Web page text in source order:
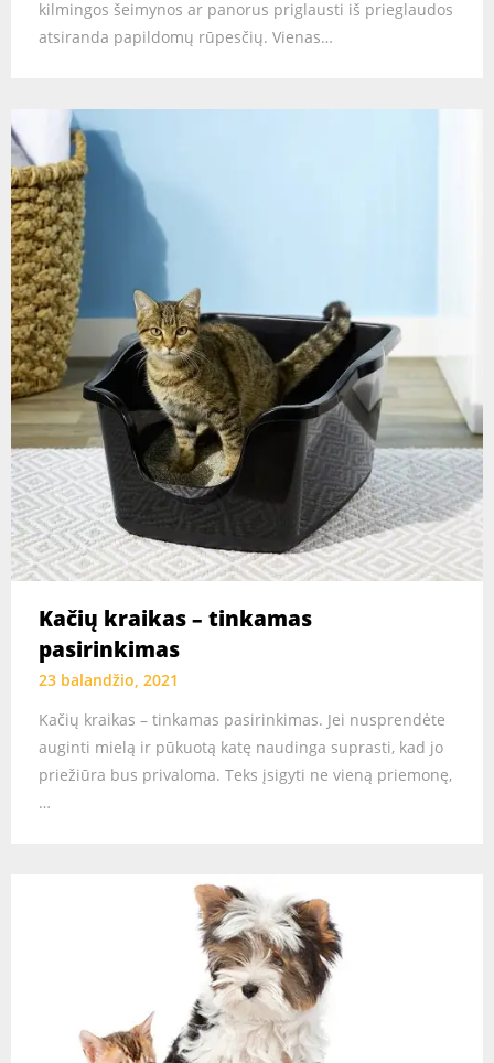
kilmingos šeimynos ar panorus priglausti iš prieglaudos
atsiranda papildomų rūpesčių. Vienas…
Kačių kraikas – tinkamas
pasirinkimas
23 balandžio, 2021
Kačių kraikas – tinkamas pasirinkimas. Jei nusprendėte
auginti mielą ir pūkuotą katę naudinga suprasti, kad jo
priežiūra bus privaloma. Teks įsigyti ne vieną priemonę,
…